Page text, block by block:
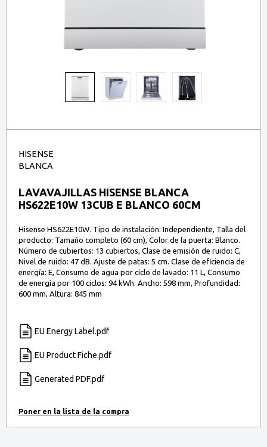
HISENSE
BLANCA
LAVAVAJILLAS HISENSE BLANCA
HS622E10W 13CUB E BLANCO 60CM
Hisense HS622E10W. Tipo de instalación: Independiente, Talla del
producto: Tamaño completo (60 cm), Color de la puerta: Blanco.
Número de cubiertos: 13 cubiertos, Clase de emisión de ruido: C,
Nivel de ruido: 47 dB. Ajuste de patas: 5 cm. Clase de eficiencia de
energía: E, Consumo de agua por ciclo de lavado: 11 L, Consumo
de energía por 100 ciclos: 94 kWh. Ancho: 598 mm, Profundidad:
600 mm, Altura: 845 mm
EU Energy Label.pdf
EU Product Fiche.pdf
Generated PDF.pdf